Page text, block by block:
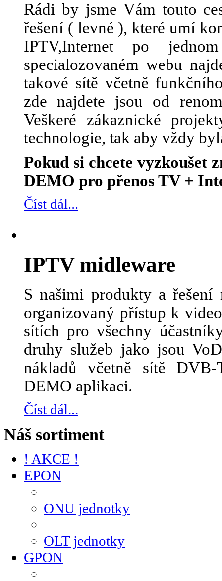
Rádi by jsme Vám touto
řešení ( levné ), které umí
IPTV,Internet po
specialozovaném webu
takové sítě včetně
zde najdete jsou od
Veškeré zákaznické
technologie, tak aby vždy
Pokud si chcete vyzkoušet
DEMO pro přenos TV +
Číst dál...
IPTV midleware
S našimi produkty a řešení
organizovaný přístup k
sítích pro všechny
druhy služeb jako jsou
nákladů včetně sítě
DEMO aplikaci.
Číst dál...
Náš sortiment
! AKCE !
EPON
ONU jednotky
OLT jednotky
GPON